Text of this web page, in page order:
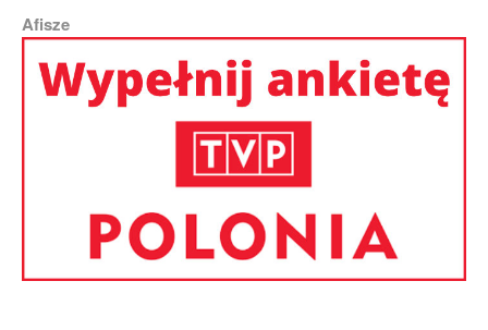
Afisze